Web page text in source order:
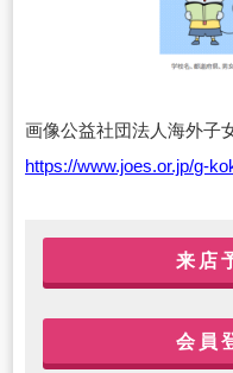
画像公益社団法人海外子
https://www.joes.or.jp/g-
来店
会員